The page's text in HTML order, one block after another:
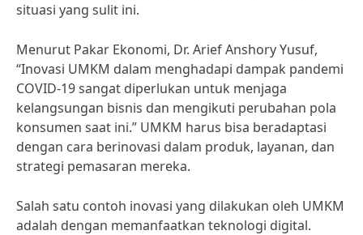
situasi yang sulit ini.
Menurut Pakar Ekonomi, Dr. Arief Anshory Yusuf,
“Inovasi UMKM dalam menghadapi dampak pandemi
COVID-19 sangat diperlukan untuk menjaga
kelangsungan bisnis dan mengikuti perubahan pola
konsumen saat ini.” UMKM harus bisa beradaptasi
dengan cara berinovasi dalam produk, layanan, dan
strategi pemasaran mereka.
Salah satu contoh inovasi yang dilakukan oleh UMKM
adalah dengan memanfaatkan teknologi digital.